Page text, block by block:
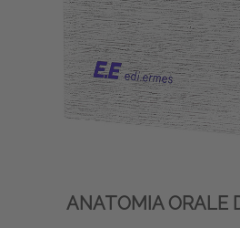
ANATOMIA ORALE